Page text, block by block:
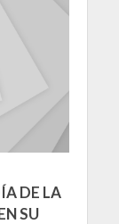
DE LA
SU